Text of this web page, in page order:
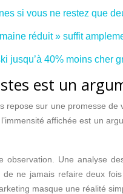
si vous ne restez que
réduit » suffit
jusqu’à 40% moins cher
est un
repose sur une promesse
affichée est un
observation. Une analyse
ne jamais refaire deux
masque une réalité